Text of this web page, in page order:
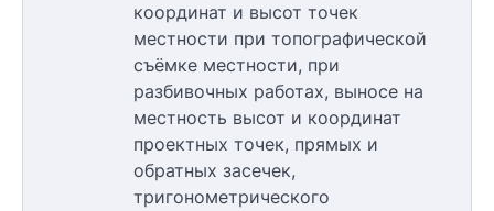
координат и высот точек
местности при топографической
съёмке местности, при
разбивочных работах, выносе на
местность высот и координат
проектных точек, прямых и
обратных засечек,
тригонометрического